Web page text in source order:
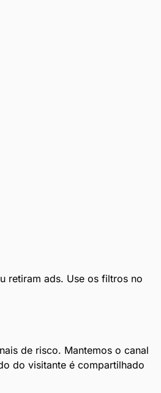
retiram ads. Use os filtros no
de risco. Mantemos o canal
do visitante é compartilhado